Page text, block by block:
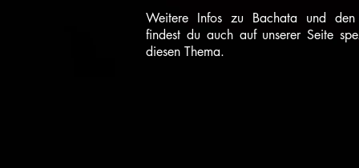
Weitere Infos zu Bachata und den
findest du auch auf unserer Seite
diesen Thema.